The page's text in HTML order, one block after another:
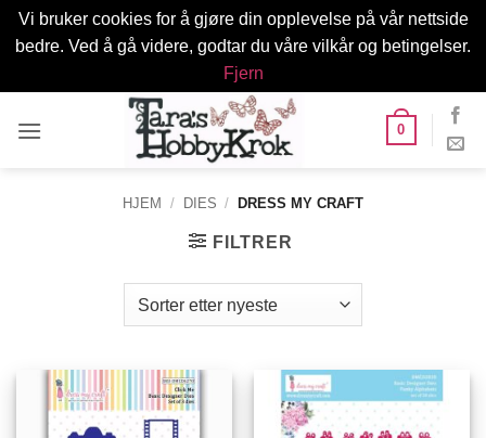
Vi bruker cookies for å gjøre din opplevelse på vår nettside
bedre. Ved å gå videre, godtar du våre vilkår og betingelser.
Fjern
0
HJEM / DIES / DRESS MY CRAFT
FILTRER